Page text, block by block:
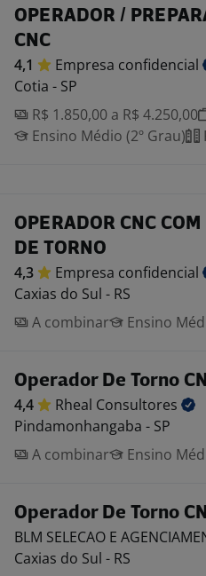
OPERADOR /
CNC
4,1 Empresa confidencial
Cotia - SP
R$ 1.850,00 a R$ 4.250,00
Ensino Médio (2º Grau)
OPERADOR CNC
DE TORNO
4,3 Empresa confidencial
Caxias do Sul - RS
A combinar
Ensino
Operador De Torno
4,4 Rheal Consultores
Pindamonhangaba - SP
A combinar
Ensino
Operador De Torno
BLM SELECAO E
Caxias do Sul - RS